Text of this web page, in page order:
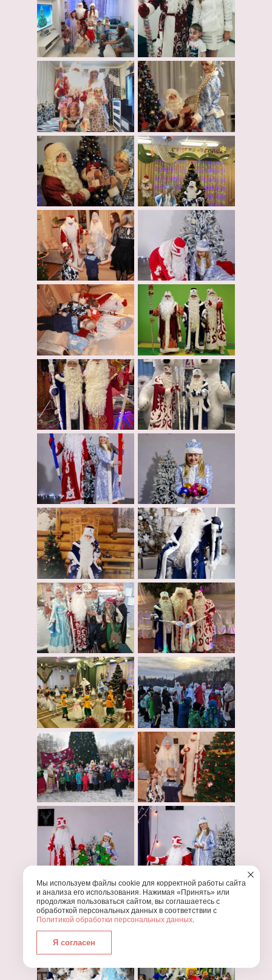
Мы используем файлы cookie для корректной работы сайта
и анализа его использования. Нажимая «Принять» или
продолжая пользоваться сайтом, вы соглашаетесь с
обработкой персональных данных в соответствии с
Политикой обработки персональных данных.
Я согласен